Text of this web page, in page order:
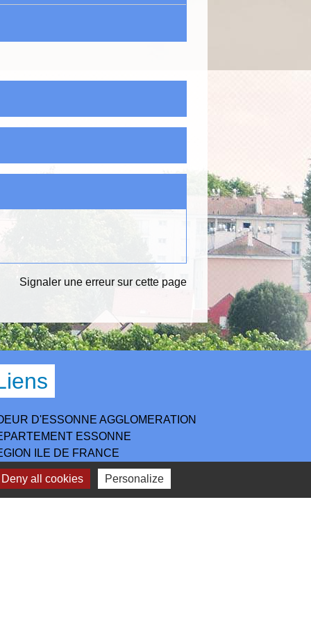
Signaler une erreur sur cette page
D'ESSONNE AGGLOMERATION
ESSONNE
ILE DE FRANCE
DE L'ESSONNE
Deny all cookies Personalize